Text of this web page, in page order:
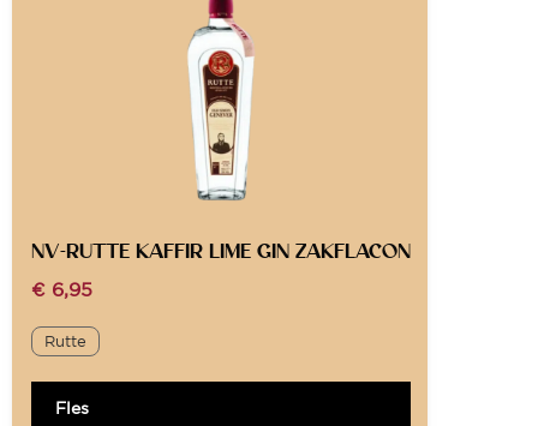
NV-RUTTE KAFFIR LIME GIN ZAKFLACON
€ 6,95
Rutte
Fles